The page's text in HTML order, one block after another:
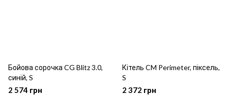
Бойова сорочка CG Blitz 3.0,
синій, S
2 574 грн
Кітель CM Perimeter, піксель,
S
2 372 грн